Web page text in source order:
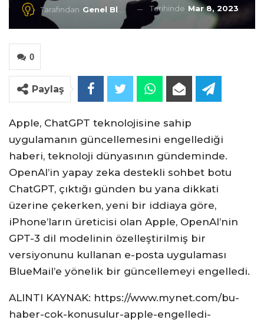
Tarafından Genel Blog Tarihinde Mar 8, 2023
0
Paylaş
Apple, ChatGPT teknolojisine sahip
uygulamanın güncellemesini engellediği
haberi, teknoloji dünyasının gündeminde.
OpenAI’in yapay zeka destekli sohbet botu
ChatGPT, çıktığı günden bu yana dikkati
üzerine çekerken, yeni bir iddiaya göre,
iPhone’ların üreticisi olan Apple, OpenAI’nin
GPT-3 dil modelinin özelleştirilmiş bir
versiyonunu kullanan e-posta uygulaması
BlueMail’e yönelik bir güncellemeyi engelledi.
ALINTI KAYNAK: https://www.mynet.com/bu-
haber-cok-konusulur-apple-engelledi-